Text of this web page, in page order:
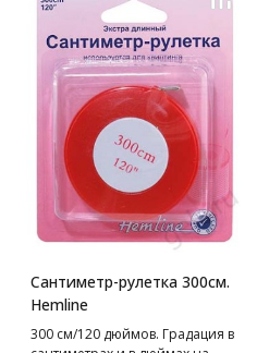
Сантиметр-рулетка 300см.
Hemline
300 см/120 дюймов. Градация в